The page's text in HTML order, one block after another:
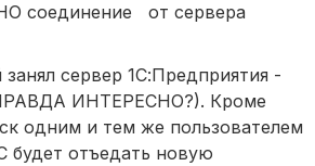
соединение
от сервера
сервер 1С:Предприятия -
ИНТЕРЕСНО?). Кроме
одним и тем же пользователем
будет отъедать новую